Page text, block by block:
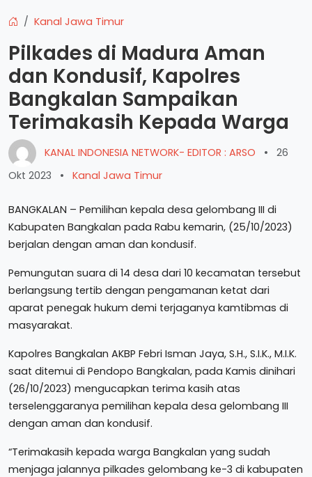
Kanal Jawa Timur
Pilkades di Madura Aman
dan Kondusif, Kapolres
Bangkalan Sampaikan
Terimakasih Kepada Warga
KANAL INDONESIA NETWORK- EDITOR : ARSO •
26
Okt 2023
• Kanal Jawa Timur
BANGKALAN – Pemilihan kepala desa gelombang III di
Kabupaten Bangkalan pada Rabu kemarin, (25/10/2023)
berjalan dengan aman dan kondusif.
Pemungutan suara di 14 desa dari 10 kecamatan tersebut
berlangsung tertib dengan pengamanan ketat dari
aparat penegak hukum demi terjaganya kamtibmas di
masyarakat.
Kapolres Bangkalan AKBP Febri Isman Jaya, S.H., S.I.K., M.I.K.
saat ditemui di Pendopo Bangkalan, pada Kamis dinihari
(26/10/2023) mengucapkan terima kasih atas
terselenggaranya pemilihan kepala desa gelombang III
dengan aman dan kondusif.
“Terimakasih kepada warga Bangkalan yang sudah
menjaga jalannya pilkades gelombang ke-3 di kabupaten